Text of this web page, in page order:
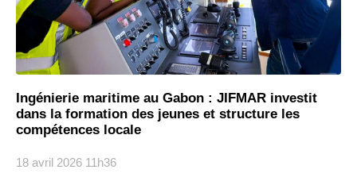
Ingénierie maritime au Gabon : JIFMAR investit
dans la formation des jeunes et structure les
compétences locale
18 avril 2026 11h36